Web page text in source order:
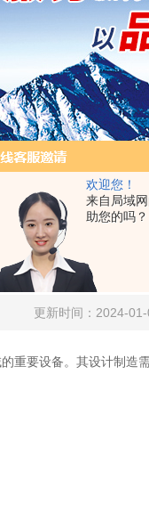
欢迎您！
来自局域
助您的吗？
玻璃反应釜
更新时间：2024-01-
重要设备。其设计制